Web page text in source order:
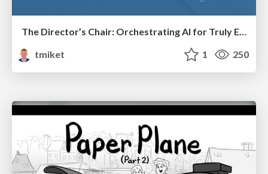
The Director’s Chair: Orchestrating AI for Truly Effective Learning
tmiket
1 250